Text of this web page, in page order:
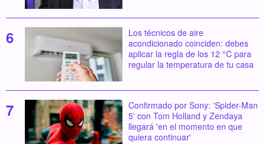
Los técnicos de aire
acondicionado coinciden: debes
aplicar la regla de los 12 °C para
regular la temperatura de tu casa
Confirmado por Sony: 'Spider-Man
5' con Tom Holland y Zendaya
llegará 'en el momento en que
quiera continuar'